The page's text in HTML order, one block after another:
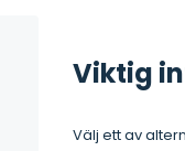
Viktig
Välj ett av